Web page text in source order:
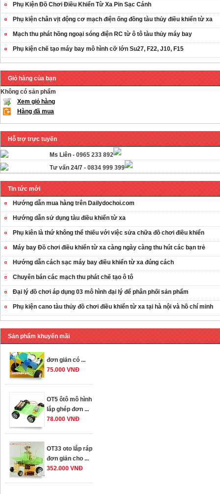
Phụ Kiện Đồ Chơi Điều Khiển Từ Xa Pin Sạc Cánh
Phụ kiện chân vịt động cơ mạch điện ống đồng tàu thủy điều khiển từ xa
Mạch thu phát hồng ngoại sóng điện RC từ ô tô tàu thủy máy bay
Phụ kiện chế tạo máy bay mô hình cỡ lớn Su27, F22, J10, F15
Giỏ hàng của bạn
Không có sản phẩm
Xem giỏ hàng
Hàng đã mua
Hỗ trợ trực tuyến
Ms Liên - 0965 233 892
Tư vấn 24/7 - 0834 999 399
Tin tức mới
Hướng dẫn mua hàng trên Dailydochoi.com
Hướng dẫn sử dụng tàu điều khiển từ xa
Phụ kiên là thứ không thể thiếu với việc sửa chữa đồ chơi điều khiển
Máy bay Đồ chơi điều khiển từ xa càng ngày càng thu hút các bạn trẻ
Hướng dẫn cách sạc máy bay điều khiển từ xa đúng cách
Chuyên bán các mạch thu phát chế tạo ô tô
Đại lý đồ chơi áp dụng 03 mô hình đại lý để phân phối sản phẩm
Phụ kiện cano tàu thủy đồ chơi điều khiển từ xa tại hà nội và hồ chí minh
Sản phẩm khuyến mãi
OT35 robot lắp
ráp nhấc chân di
...
259.000 VNĐ
OT36 oto mô hình
đơn giản có ...
78.000 VNĐ
352.000 VNĐ